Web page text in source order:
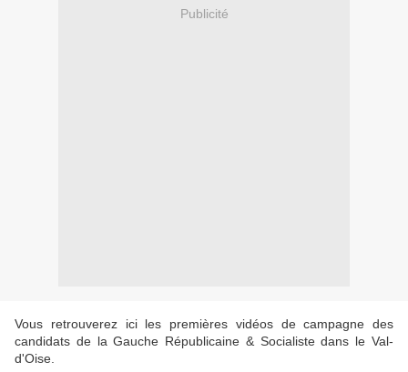
Publicité
Vous retrouverez ici les premières vidéos de campagne des
candidats de la Gauche Républicaine & Socialiste dans le Val-
d'Oise.